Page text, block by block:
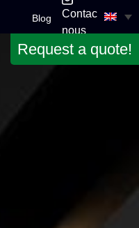
Blog
Contactez-
nous
Request a quote!